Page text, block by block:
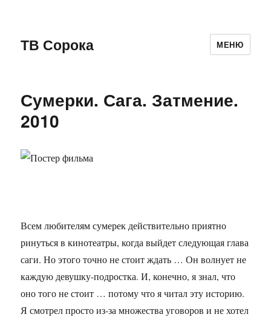
ТВ Сорока МЕНЮ
Сумерки. Сага. Затмение.
2010
Всем любителям сумерек действительно приятно
ринуться в кинотеатры, когда выйдет следующая глава
саги. Но этого точно не стоит ждать … Он волнует не
каждую девушку-подростка. И, конечно, я знал, что
оно того не стоит … потому что я читал эту историю.
Я смотрел просто из-за множества уговоров и не хотел